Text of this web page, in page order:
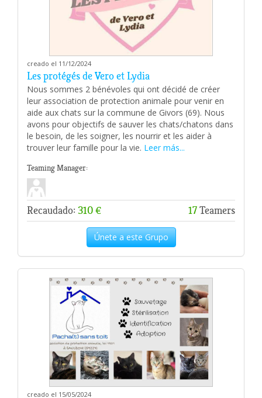
creado el 11/12/2024
Les protégés de Vero et Lydia
Nous sommes 2 bénévoles qui ont décidé de créer
leur association de protection animale pour venir en
aide aux chats sur la commune de Givors (69). Nous
avons pour objectifs de sauver les chats/chatons dans
le besoin, de les soigner, les nourrir et les aider à
trouver leur famille pour la vie. Leer más...
Teaming Manager:
Recaudado: 310 € 17Teamers
Únete a este Grupo
creado el 15/05/2024